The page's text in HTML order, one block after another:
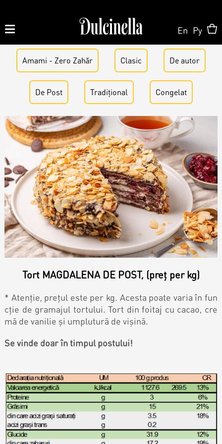
Produse la comandă:
062 10 02 11
060 02 58 58
La Comandă
La Comandă
Tort la Comandă
Bento cake
Colaci
Umpluturi
Candy Bar
Macarons personalizat
CakePops personalizat
Cupcake personalizat
Magazin Online
Patisserie & Cofetărie
Torturi
Prajituri
Desert
Croissants & muffins
Biscuiţi
Despre Noi
Magazine
En Ру
Amami - Zero Zahǎr Clasic De аutor
De Post Tradițional Congelat
Tort MAGDALENA DE POST, (preț per kg)
* Atenție, prețul este per kg. Acesta poate varia în fun
cție de gramajul tortului. Tort din foitaj cu cacao, cre
mă de vanilie și umplutură de vișină.
Se vinde doar în timpul postului!